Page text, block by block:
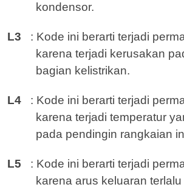
kondensor.
L3
: Kode ini berarti terjadi
karena terjadi kerusakan
bagian kelistrikan.
L4
: Kode ini berarti terjadi
karena terjadi temperatur
pada pendingin rangkaian
L5
: Kode ini berarti terjadi
karena arus keluaran terlalu